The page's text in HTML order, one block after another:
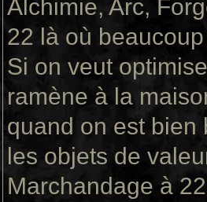
Alchimie, Arc,
22 là où
Si on veut
ramène à la
quand on est bien
les objets de
Marchandage à